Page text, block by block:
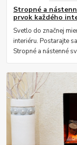
Stropné a
prvok každého
Svetlo do značnej
interiéru. Postarajte
Stropné a nástenné